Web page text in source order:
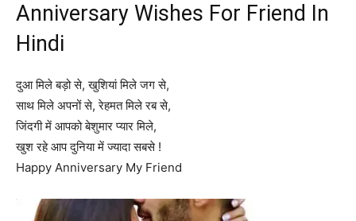
Anniversary Wishes For Friend In
Hindi
दुआ मिले बड़ो से, खुशियां मिले जग से,
साथ मिले अपनों से, रेहमत मिले रब से,
जिंदगी में आपको बेशुमार प्यार मिले,
खुश रहे आप दुनिया में ज्यादा सबसे !
Happy Anniversary My Friend